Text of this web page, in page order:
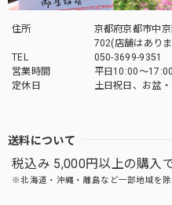
住所
京都府京都市中
702(店舗はあり
TEL
050-3699-9351
営業時間
平日10:00～17:00
定休日
土日祝日、お盆
送料について
税込み 5,000円以上の購入
※北海道・沖縄・離島など一部地域を除